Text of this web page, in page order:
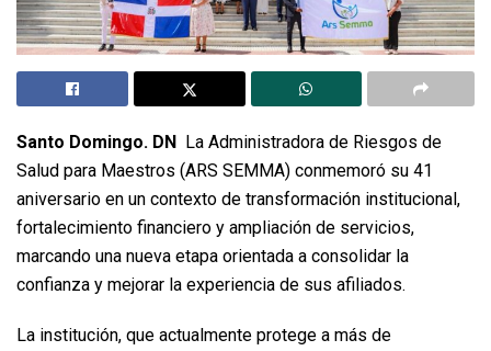
Santo Domingo. DN La Administradora de Riesgos de
Salud para Maestros (ARS SEMMA) conmemoró su 41
aniversario en un contexto de transformación institucional,
fortalecimiento financiero y ampliación de servicios,
marcando una nueva etapa orientada a consolidar la
confianza y mejorar la experiencia de sus afiliados.
La institución, que actualmente protege a más de